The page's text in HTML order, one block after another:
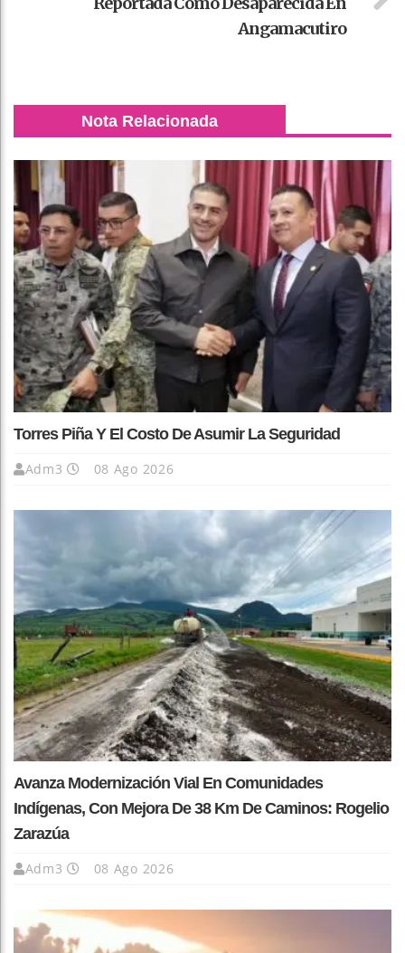
Angamacutiro
Nota Relacionada
Torres Piña Y El Costo De Asumir La Seguridad
Adm3 08 Ago 2026
Avanza Modernización Vial En Comunidades
Indígenas, Con Mejora De 38 Km De Caminos: Rogelio
Zarazúa
Adm3 08 Ago 2026